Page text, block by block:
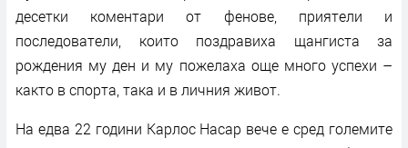
десетки коментари от фенове, приятели и
последователи, които поздравиха щангиста за
рождения му ден и му пожелаха още много успехи –
както в спорта, така и в личния живот.
На едва 22 години Карлос Насар вече е сред големите